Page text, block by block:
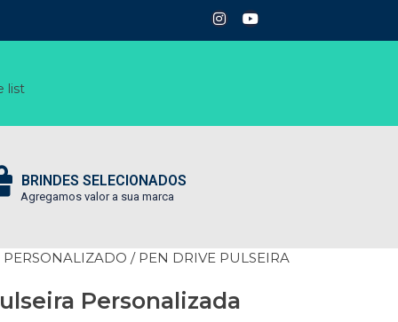
list
BRINDES SELECIONADOS
Agregamos valor a sua marca
/ PEN DRIVE PULSEIRA
Personalizada